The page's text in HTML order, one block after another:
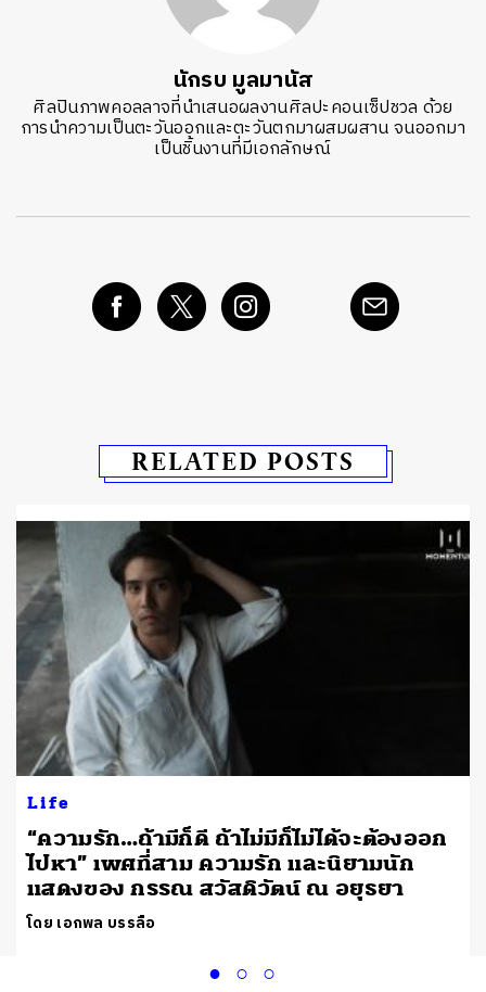
นักรบ มูลมานัส
ศิลปินภาพคอลลาจที่นำเสนอผลงานศิลปะคอนเซ็ปชวล ด้วย
การนำความเป็นตะวันออกและตะวันตกมาผสมผสาน จนออกมา
เป็นชิ้นงานที่มีเอกลักษณ์
RELATED POSTS
Life
“ความรัก…ถ้ามีก็ดี ถ้าไม่มีก็ไม่ได้จะต้องออก
ไปหา” เพศที่สาม ความรัก และนิยามนัก
แสดงของ กรรณ สวัสดิวัตน์ ณ อยุธยา
โดย เอกพล บรรลือ